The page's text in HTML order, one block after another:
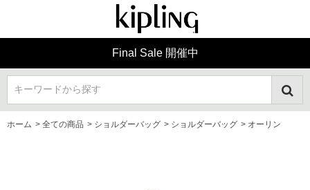
Final Sale 開催中
キーワードから探す
ホーム > 全ての商品 > ショルダーバッグ > ショルダーバッグ > オーリン